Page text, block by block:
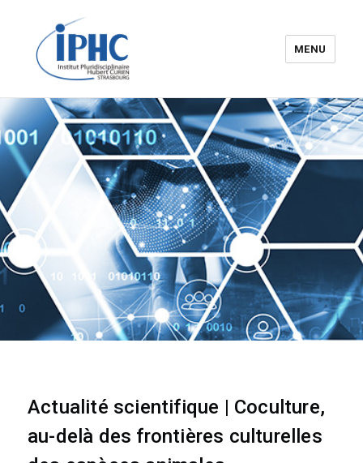
Institut pluridisciplinaire Hubert
Curien – IPHC
MENU
Actualité scientifique | Coculture,
au-delà des frontières culturelles